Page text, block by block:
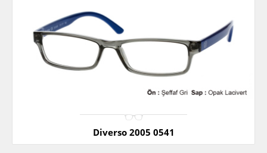
Diverso 2005 0541